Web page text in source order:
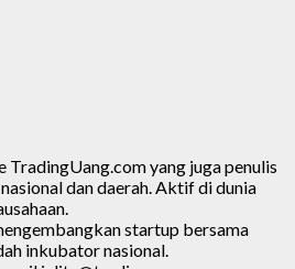
TradingUang.com yang juga penulis
dan daerah. Aktif di dunia
startup bersama
inkubator nasional.